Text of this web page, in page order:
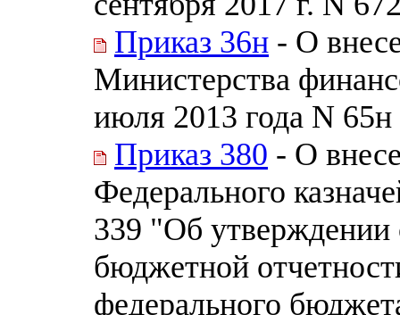
Приказ 36н - О
Министерства
июля 2013 года N 65н
Приказ 380 - О
Федерального
339 "Об утверждении
бюджетной
федерального